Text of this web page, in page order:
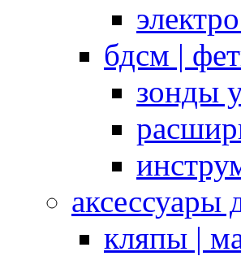
бдсм |
зонды
аксессуары
кляпы |